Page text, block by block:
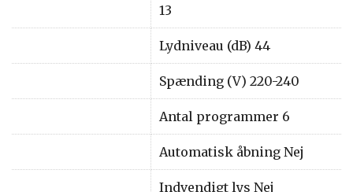
13
Lydniveau (dB) 44
Spænding (V) 220-240
Antal programmer 6
Automatisk åbning Nej
Indvendigt lys Nej